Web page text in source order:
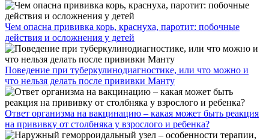
Чем опасна прививка корь, краснуха, паротит: побочные
действия и осложнения у детей
Поведение при туберкулинодиагностике, или что можно и
что нельзя делать после прививки Манту
Ответ организма на вакцинацию – какая может быть реакция
на прививку от столбняка у взрослого и ребенка?